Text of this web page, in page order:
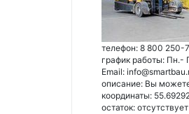
телефон: 8 800 250-
график работы: Пн.-
Email:
описание: Вы
координаты:
остаток: отсутствует